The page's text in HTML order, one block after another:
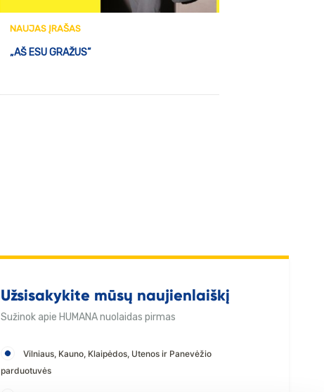
NAUJAS ĮRAŠAS
„AŠ ESU GRAŽUS”
Užsisakykite mūsų naujienlaiškį
Sužinok apie HUMANA nuolaidas pirmas
Vilniaus, Kauno, Klaipėdos, Utenos ir Panevėžio
parduotuvės